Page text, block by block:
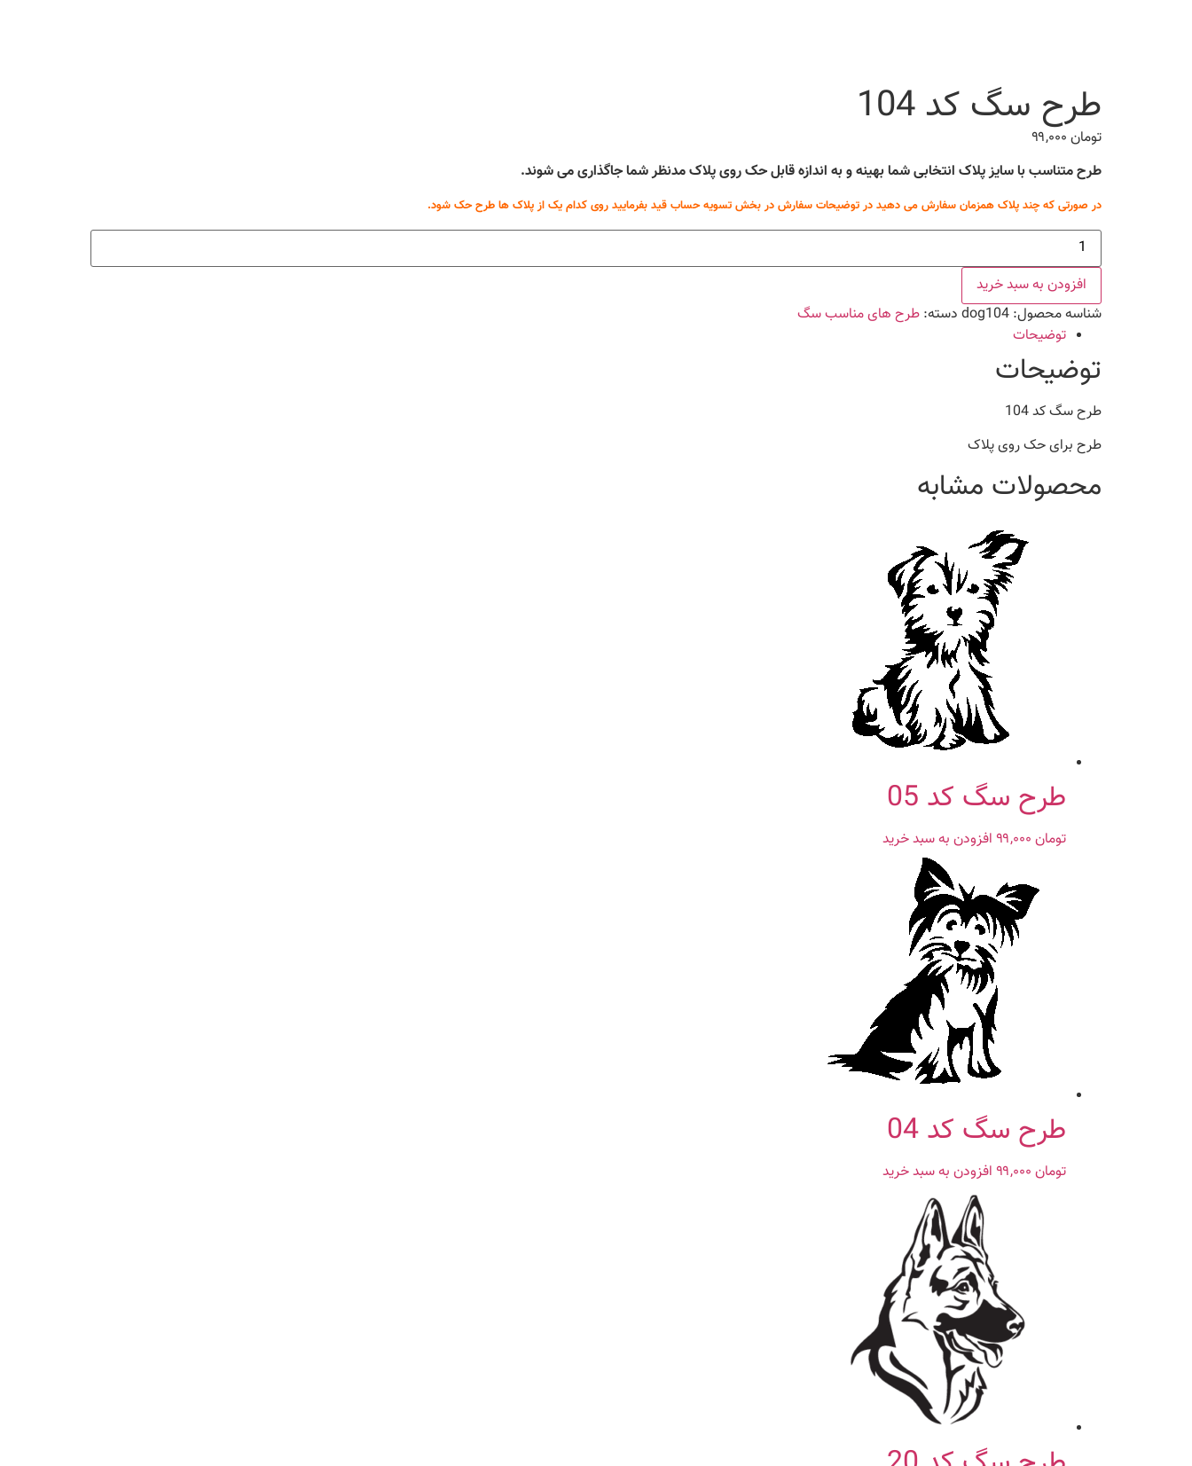
طرح سگ کد 104
تومان
طرح متناسب با سایز پلاک انتخابی شما بهینه و به اندازه قابل حک روی پلاک مدنظر شما جاگذاری می شوند.
در صورتی که چند پلاک همزمان سفارش می دهید در توضیحات سفارش در بخش تسویه حساب قید بفرمایید روی کدام یک از پلاک ها طرح حک شود.
طرح
سگ
کد
104
عددافزودن به سبد خرید
شناسه محصول: dog104 دسته: طرح های مناسب سگ
توضیحات
توضیحات
طرح سگ کد 104
طرح برای حک روی پلاک
محصولات مشابه
طرح سگ کد 05
تومان افزودن به سبد خرید
طرح سگ کد 04
تومان افزودن به سبد خرید